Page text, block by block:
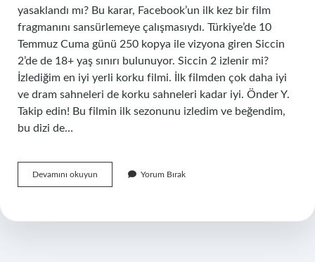
yasaklandı mı? Bu karar, Facebook’un ilk kez bir film
fragmanını sansürlemeye çalışmasıydı. Türkiye’de 10
Temmuz Cuma günü 250 kopya ile vizyona giren Siccin
2’de de 18+ yaş sınırı bulunuyor. Siccin 2 izlenir mi?
İzlediğim en iyi yerli korku filmi. İlk filmden çok daha iyi
ve dram sahneleri de korku sahneleri kadar iyi. Önder Y.
Takip edin! Bu filmin ilk sezonunu izledim ve beğendim,
bu dizi de…
Devamını okuyun
2
Yorum Bırak